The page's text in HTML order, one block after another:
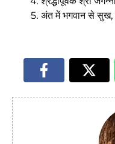
अंत में भगवान से सुख,